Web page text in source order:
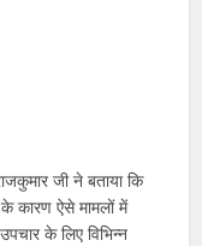
जी ने बताया कि
कारण ऐसे मामलों में
के लिए विभिन्न